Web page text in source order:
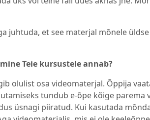
juhtuda, et see materjal mõnele
Teie kursustele annab?
olulist osa videomaterjal. Õppija
tundub e-õpe kõige parema
üsnagi piiratud. Kui kasutada